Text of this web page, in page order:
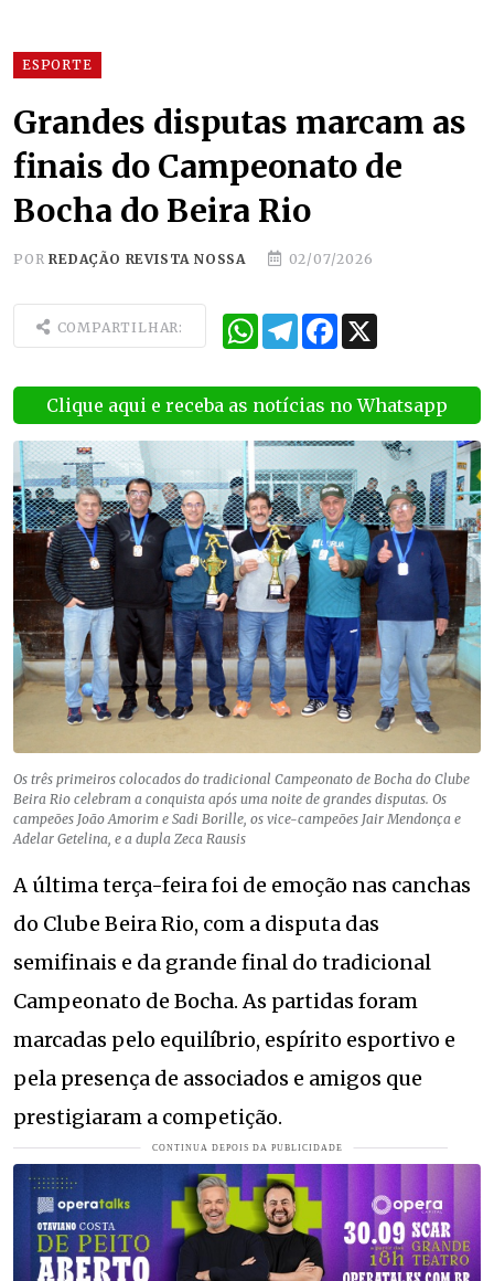
ESPORTE
Grandes disputas marcam as
finais do Campeonato de
Bocha do Beira Rio
PORREDAÇÃO REVISTA NOSSA 02/07/2026
COMPARTILHAR: WhatsApp
TelegramFacebook
Clique aqui e receba as notícias no Whatsapp
Os três primeiros colocados do tradicional Campeonato de Bocha do Clube
Beira Rio celebram a conquista após uma noite de grandes disputas. Os
campeões João Amorim e Sadi Borille, os vice-campeões Jair Mendonça e
Adelar Getelina, e a dupla Zeca Rausis
A última terça-feira foi de emoção nas canchas
do Clube Beira Rio, com a disputa das
semifinais e da grande final do tradicional
Campeonato de Bocha. As partidas foram
marcadas pelo equilíbrio, espírito esportivo e
pela presença de associados e amigos que
prestigiaram a competição.